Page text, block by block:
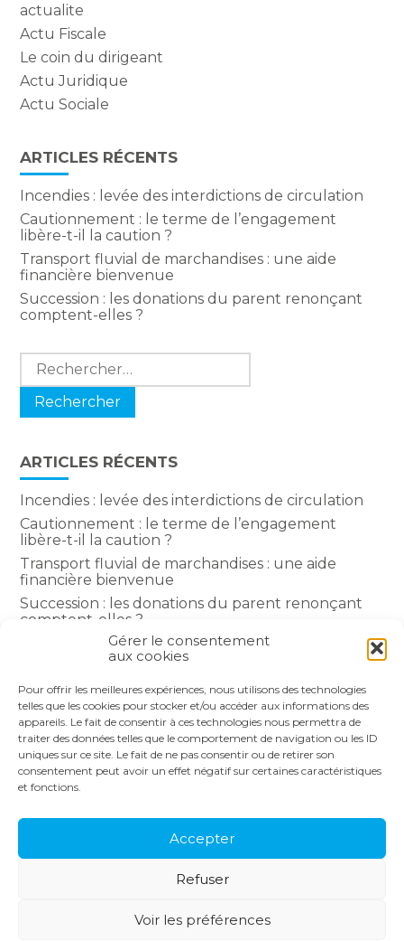
Gérer le consentement
aux cookies
Pour offrir les meilleures expériences, nous utilisons des technologies
telles que les cookies pour stocker et/ou accéder aux informations des
appareils. Le fait de consentir à ces technologies nous permettra de
traiter des données telles que le comportement de navigation ou les ID
uniques sur ce site. Le fait de ne pas consentir ou de retirer son
consentement peut avoir un effet négatif sur certaines caractéristiques
et fonctions.
Accepter
Refuser
Voir les préférences
actualite
Actu Fiscale
Le coin du dirigeant
Actu Juridique
Actu Sociale
ARTICLES RÉCENTS
Incendies : levée des interdictions de circulation
Cautionnement : le terme de l’engagement
libère-t-il la caution ?
Transport fluvial de marchandises : une aide
financière bienvenue
Succession : les donations du parent renonçant
comptent-elles ?
Rechercher :
ARTICLES RÉCENTS
Incendies : levée des interdictions de circulation
Cautionnement : le terme de l’engagement
libère-t-il la caution ?
Transport fluvial de marchandises : une aide
financière bienvenue
Succession : les donations du parent renonçant
comptent-elles ?
Encadrement des loyers : une année de plus
COMMENTAIRES RÉCENTS
Principale
NOS SOLUTIONS
ACTUALITÉS
RECRUTEMENT
CONTACT
MENTIONS LÉGALES